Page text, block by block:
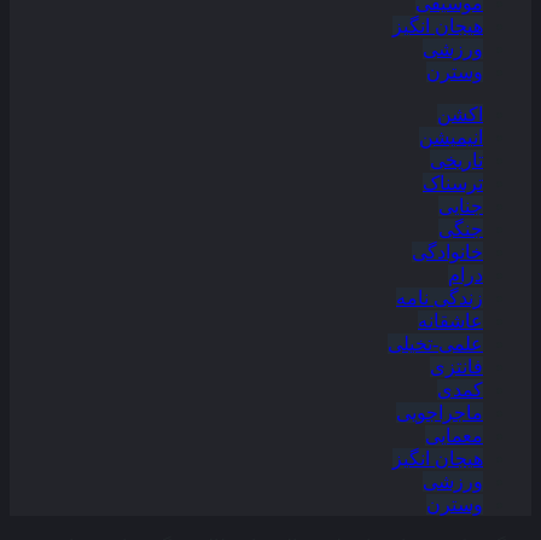
هیجان انگیز
ورزشی
وسترن
اکشن
انیمیشن
تاریخی
ترسناک
جنایی
جنگی
خانوادگی
درام
زندگی نامه
عاشقانه
علمی-تخیلی
فانتزی
کمدی
ماجراجویی
معمایی
هیجان انگیز
ورزشی
وسترن